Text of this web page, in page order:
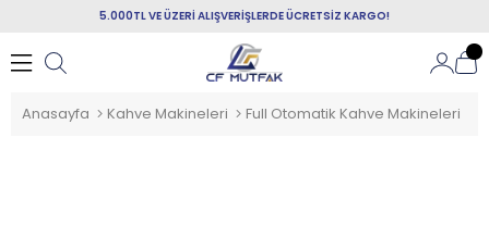
5.000TL VE ÜZERİ ALIŞVERİŞLERDE ÜCRETSİZ KARGO!
Anasayfa Kahve Makineleri Full Otomatik Kahve Makineleri